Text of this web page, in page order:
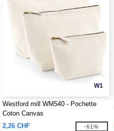
W1
Westford mill WM540 - Pochette
Coton Canvas
2,26 CHF
-61%